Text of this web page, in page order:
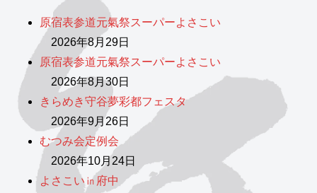
原宿表参道元氣祭スーパーよさこい
2026年8月29日
原宿表参道元氣祭スーパーよさこい
2026年8月30日
きらめき守谷夢彩都フェスタ
2026年9月26日
むつみ会定例会
2026年10月24日
よさこい㏌府中